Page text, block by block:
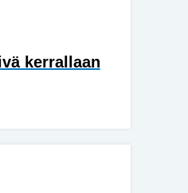
kerrallaan